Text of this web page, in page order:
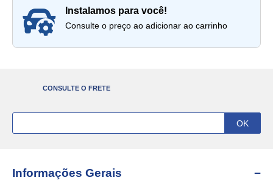
instalamos para você!
Consulte o preço ao adicionar ao carrinho
CONSULTE O FRETE
Informações Gerais